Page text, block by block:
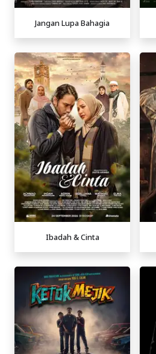
Jangan Lupa Bahagia
Ibadah & Cinta